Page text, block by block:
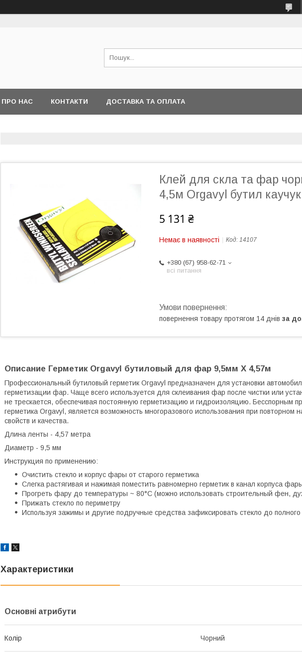
ПРО НАС КОНТАКТИ ДОСТАВКА ТА ОПЛАТА
Клей для скла та фар
4,5м Orgavyl бутил каучук
5 131 ₴
Немає в наявності Код: 14107
+380 (67) 958-62-71
всі питання
повернення товару протягом 14 днів за
Описание Герметик Orgavyl бутиловый для фар 9,5мм X 4,57м
Профессиональный бутиловый герметик Orgavyl предназначен для установки
герметизации фар. Чаще всего используется для склеивания фар после чистки или
не трескается, обеспечивая постоянную герметизацию и гидроизоляцию. Бесспорным
герметика Orgavyl, является возможность многоразового использования при повторном
свойств и качества.
Длина ленты - 4,57 метра
Диаметр - 9,5 мм
Инструкция по применению:
Очистить стекло и корпус фары от старого герметика
Слегка растягивая и нажимая поместить равномерно герметик в канал корпуса
Прогреть фару до температуры ~ 80°C (можно использовать строительный фен,
Прижать стекло по периметру
Используя зажимы и другие подручные средства зафиксировать стекло до
Характеристики
Основні атрибути
Колір Чорний